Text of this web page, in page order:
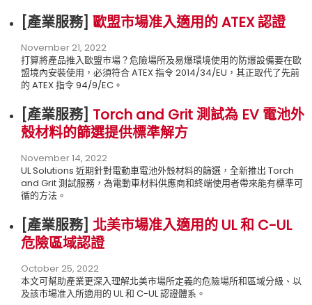
[產業服務] 歐盟市場准入適用的 ATEX 認證
November 21, 2022
打算將產品推入歐盟市場？危險場所及易爆環境使用的防爆設備要在歐
盟境內安裝使用，必須符合 ATEX 指令 2014/34/EU，其正取代了先前
的 ATEX 指令 94/9/EC。
[產業服務] Torch and Grit 測試為 EV 電池外
殼材料的篩選提供標準解方
November 14, 2022
UL Solutions 近期針對電動車電池外殼材料的篩選，全新推出 Torch
and Grit 測試服務，為電動車材料供應商和終端使用者帶來能有標準可
循的方法。
[產業服務] 北美市場准入適用的 UL 和 C-UL
危險區域認證
October 25, 2022
本文可幫助產業更深入理解北美市場所定義的危險場所和區域分級、以
及該市場准入所適用的 UL 和 C-UL 認證體系。